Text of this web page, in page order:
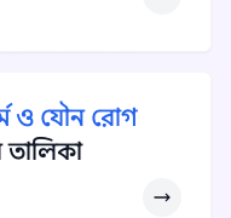
ও যৌন রোগ
তালিকা